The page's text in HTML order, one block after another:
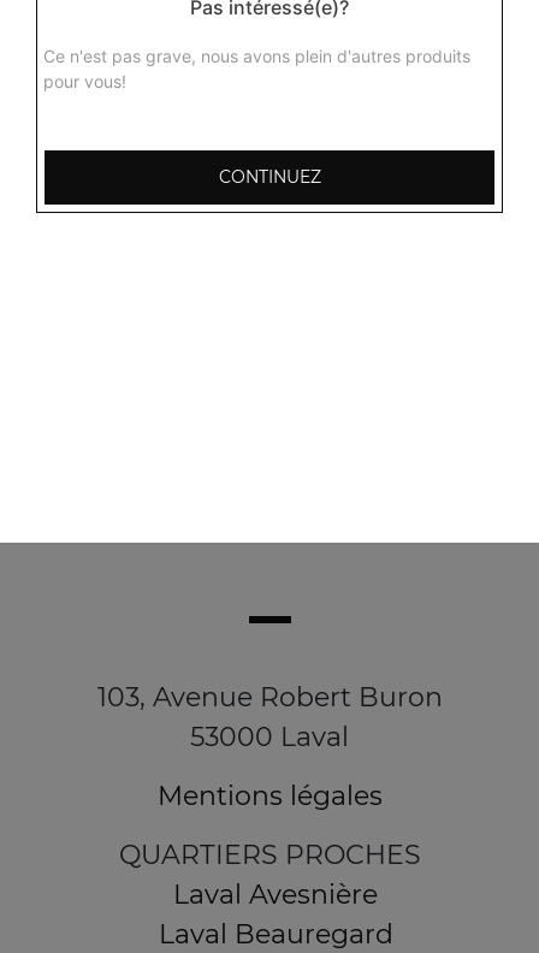
Curry d'agneau aux lentilles jaunes avec différentes
épices du kashmir + 1 potion de riz basmati
Agneau aux champignons
Curry d'agneau aux champignons délicieusement
103, Avenue Robert Buron
53000 Laval
Mentions légales
QUARTIERS PROCHES
Laval Avesnière
Laval Beauregard
Pas intéressé(e)?
Ce n'est pas grave, nous avons plein d'autres produits
pour vous!
CONTINUEZ